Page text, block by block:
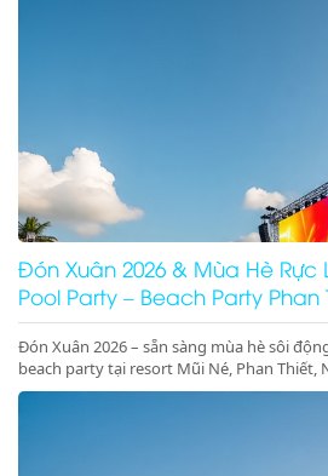
Đón Xuân 2026 & Mùa Hè
Pool Party – Beach Party Phan
Đón Xuân 2026 – sẵn sàng mùa hè sôi
beach party tại resort Mũi Né, Phan Thiết,
thanh ánh sáng – sân khấu – LED chuyên